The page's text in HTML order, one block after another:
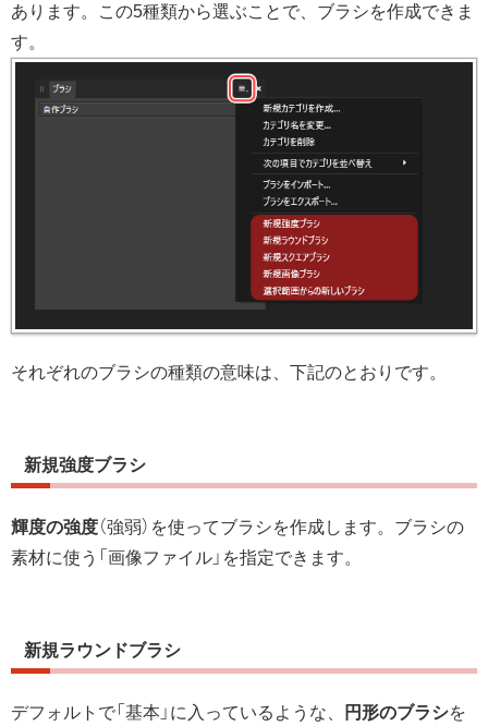
あります。この5種類から選ぶことで、ブラシを作成できま
す。
それぞれのブラシの種類の意味は、下記のとおりです。
新規強度ブラシ
輝度の強度（強弱）を使ってブラシを作成します。ブラシの
素材に使う「画像ファイル」を指定できます。
新規ラウンドブラシ
デフォルトで「基本」に入っているような、 円形のブラシを